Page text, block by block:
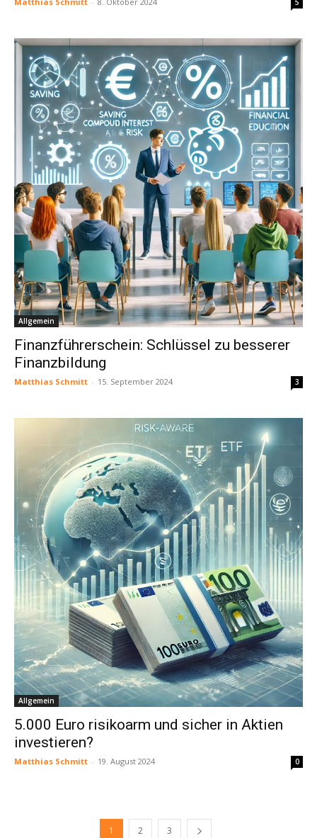
Allgemein
Finanzführerschein: Schlüssel zu besserer
Finanzbildung
Matthias Schmitt - 15. September 2024 3
Allgemein
5.000 Euro risikoarm und sicher in Aktien
investieren?
Matthias Schmitt - 19. August 2024 0
1 2 3